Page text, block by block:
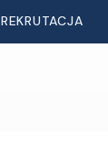
REKRUTACJA